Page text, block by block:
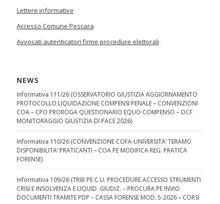
Lettere informative
Accesso Comune Pescara
Avvocati autenticatori firme procedure elettorali
NEWS
Informativa 111/26 (OSSERVATORIO GIUSTIZIA AGGIORNAMENTO
PROTOCOLLO LIQUIDAZIONE COMPENSI PENALE – CONVENZIONI
COA – CPO PROROGA QUESTIONARIO EQUO COMPENSO – OCF
MONITORAGGIO GIUSTIZIA DI PACE 2026)
Informativa 110/26 (CONVENZIONE COFA-UNIVERSITA’ TERAMO
DISPONIBILITA’ PRATICANTI – COA PE MODIFICA REG. PRATICA
FORENSE)
Informativa 109/26 (TRIB PE C.U. PROCEDURE ACCESSO STRUMENTI
CRISI E INSOLVENZA E LIQUID. GIUDIZ. – PROCURA PE INVIO
DOCUMENTI TRAMITE PDP – CASSA FORENSE MOD. 5-2026 – CORSI